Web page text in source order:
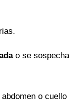
o se sospecha
abdomen o cuello